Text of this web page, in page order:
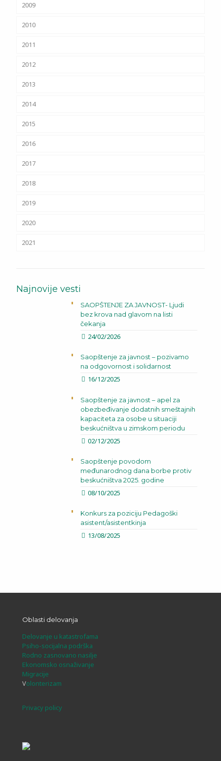
2009
2010
2011
2012
2013
2014
2015
2016
2017
2018
2019
2020
2021
Najnovije vesti
SAOPŠTENJE ZA JAVNOST- Ljudi
bez krova nad glavom na listi
čekanja
24/02/2026
Saopštenje za javnost – pozivamo
na odgovornost i solidarnost
16/12/2025
Saopštenje za javnost – apel za
obezbeđivanje dodatnih smeštajnih
kapaciteta za osobe u situaciji
beskućništva u zimskom periodu
02/12/2025
Saopštenje povodom
međunarodnog dana borbe protiv
beskućništva 2025. godine
08/10/2025
Konkurs za poziciju Pedagoški
asistent/asistentkinja
13/08/2025
Oblasti delovanja
Delovanje u katastrofama
Psiho-socijalna podrška
Rodno zasnovano nasilje
Ekonomsko osnaživanje
Migracije
Volonterizam
Privacy policy